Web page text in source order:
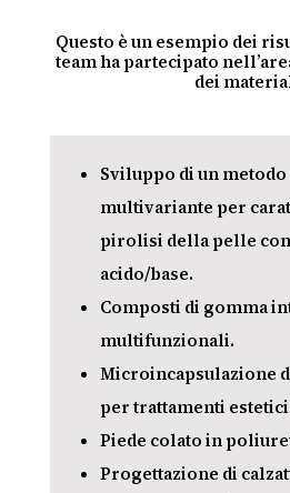
Questo è un esempio dei
team ha partecipato
dei
Sviluppo di un
multivariante per
pirolisi della pelle
acido/base.
Composti di gomma
multifunzionali.
Microincapsulazione
per trattamenti
Piede colato in
Progettazione di